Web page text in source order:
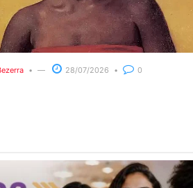
28/07/2026 0